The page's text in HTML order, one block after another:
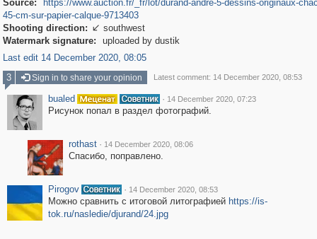
Source:
https://www.auction.fr/_fr/lot/durand-andre-5-dessins-originaux-
45-cm-sur-papier-calque-9713403
Shooting direction:  southwest
Watermark signature:
uploaded by dustik
Last edit 14 December 2020, 08:05
3
Sign in to share your opinion Latest comment: 14 December 2020, 08:53
bualed · 14 December 2020, 07:23
Рисунок попал в раздел фотографий.
rothast · 14 December 2020, 08:06
Спасибо, поправлено.
Pirogov · 14 December 2020, 08:53
Можно сравнить с итоговой литографией https://is-
tok.ru/nasledie/djurand/24.jpg